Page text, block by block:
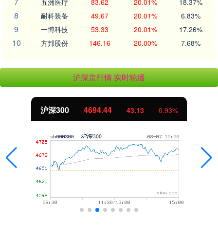
五洲医疗 83.62 20.01% 18.37%
8 耐科装备 49.67 20.01% 6.83%
9 一博科技 53.33 20.01% 17.26%
10 方邦股份 146.16 20.00% 7.68%
沪深京行情 实时轮播
沪深300 4694.44 43.13 0.93%